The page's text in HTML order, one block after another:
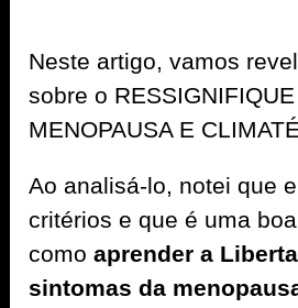
Neste artigo, vamos
sobre o RESSIGNIFIQUE
MENOPAUSA E
Ao analisá-lo, notei que
critérios e que é uma
comoaprender a
sintomas da